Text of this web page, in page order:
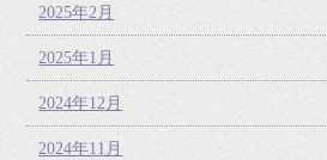
2025年2月
2025年1月
2024年12月
2024年11月